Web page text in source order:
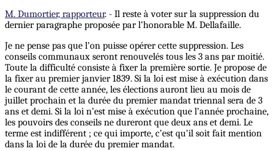
M. Dumortier, rapporteur. - Il reste à voter sur la suppression du
dernier paragraphe proposée par l’honorable M. Dellafaille.
Je ne pense pas que l’on puisse opérer cette suppression. Les
conseils communaux seront renouvelés tous les 3 ans par moitié.
Toute la difficulté consiste à fixer la première sortie. Je propose de
la fixer au premier janvier 1839. Si la loi est mise à exécution dans
le courant de cette année, les élections auront lieu au mois de
juillet prochain et la durée du premier mandat triennal sera de 3
ans et demi. Si la loi n’est mise à exécution que l’année prochaine,
les pouvoirs des conseils ne dureront que deux ans et demi. Le
terme est indifférent ; ce qui importe, c’est qu’il soit fait mention
dans la loi de la durée du premier mandat.